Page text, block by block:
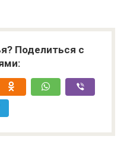
Поделиться с